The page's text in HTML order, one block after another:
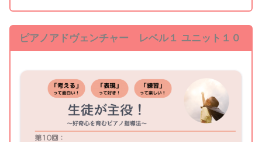
ピアノアドヴェンチャー レベル１ ユニット１０